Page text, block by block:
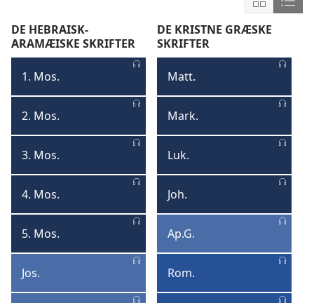
Vis
indholdet
tabelform
Vis
form
en
DE HEBRAISK-
ARAMÆISKE SKRIFTER
1.
Mosebog
1. Mos.
2.
Mosebog
2. Mos.
3.
Mosebog
3. Mos.
4.
Mosebog
4. Mos.
5.
Mosebog
5. Mos.
Josva
Jos.
DE KRISTNE GRÆSKE
SKRIFTER
Matthæus
Matt.
Markus
Mark.
Lukas
Luk.
Johannes
Joh.
Apostlenes
Gerninger
Ap.G.
Romerne
Rom.